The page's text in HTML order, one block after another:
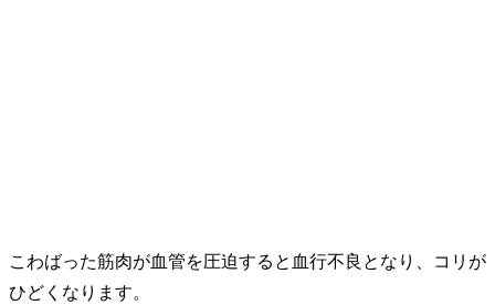
こわばった筋肉が血管を圧迫すると血行不良となり、コリが
ひどくなります。